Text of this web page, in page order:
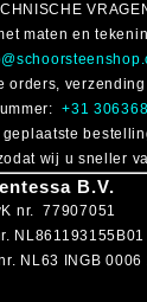
maten en
orders,
+31
wij u sneller
B.V.
nr. 77907051
NL861193155B01
NL63 INGB 0006